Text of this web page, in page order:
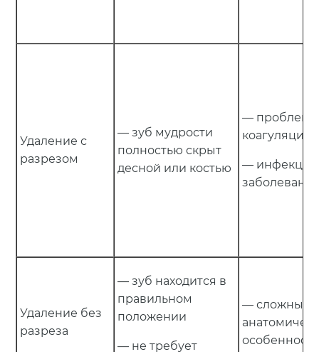
Удаление с
разрезом
— зуб мудрости
полностью скрыт
десной или костью
—
—
Удаление без
разреза
— зуб находится в
правильном
положении
— не требует
— сложные